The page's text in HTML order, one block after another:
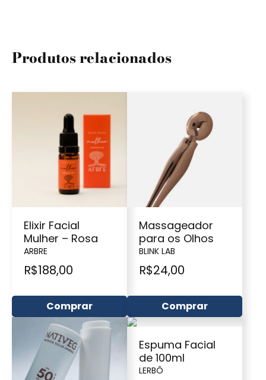
Produtos relacionados
Elixir Facial
Mulher – Rosa
ARBRE
R$188,00
Comprar
Massageador
para os Olhos
BLINK LAB
R$24,00
Comprar
Espuma Facial
de 100ml
LERBÔ